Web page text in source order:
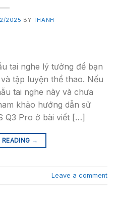
2025 BY THANH
tai nghe lý tưởng để bạn
tập luyện thể thao. Nếu
tai nghe này và chưa
khảo hướng dẫn sử
Q3 Pro ở bài viết […]
→
Leave a comment